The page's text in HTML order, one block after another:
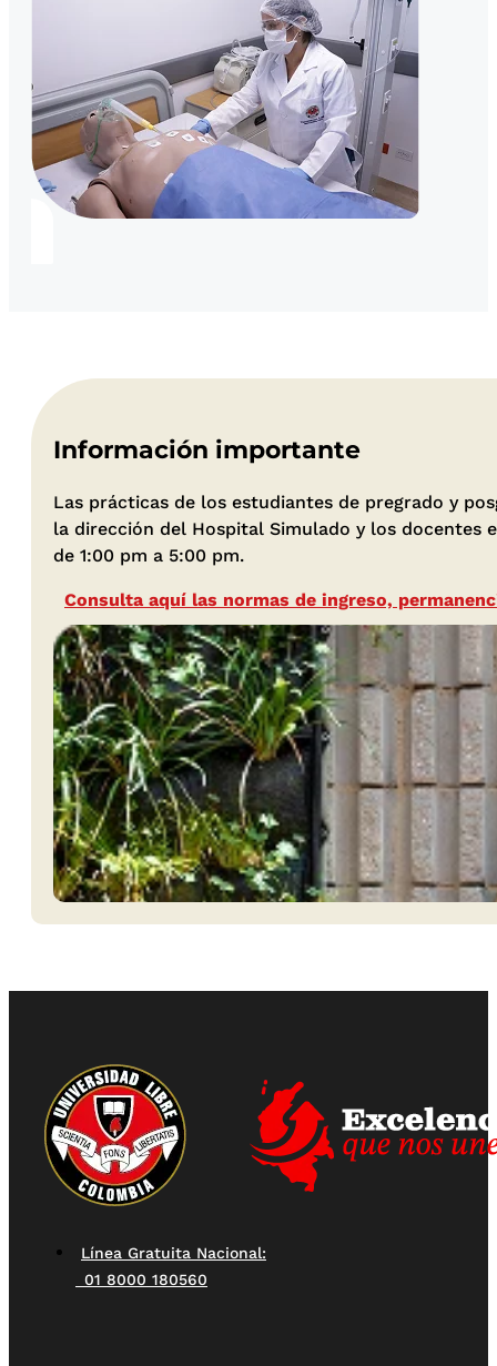
Información importante
Las prácticas de los estudiantes de pregrado y
la dirección del Hospital Simulado y los docentes
de 1:00 pm a 5:00 pm.
Consulta aquí las normas de ingreso,
Línea Gratuita Nacional:
01 8000 180560